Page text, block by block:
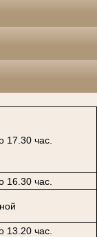
17.30 час.
16.30 час.
13.20 час.